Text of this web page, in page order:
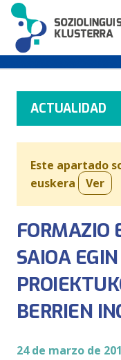
ACTUALIDAD
Este apartado
euskera
Ver
FORMAZIO
SAIOA
BERRIEN
24 de marzo de